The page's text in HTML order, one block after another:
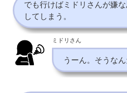
でも行けばミドリさんが嫌
してしまう。
ミドリさん
うーん。そうなん